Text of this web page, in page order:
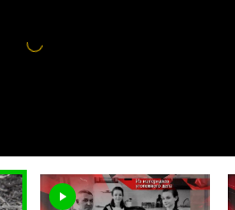
Видео
проигрыватель